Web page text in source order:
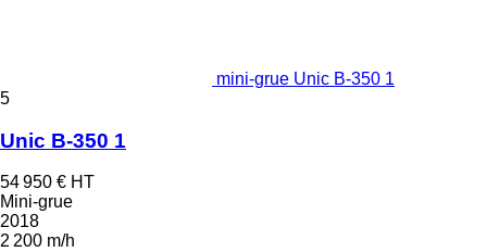
mini-grue Unic B-350 1
5
Unic B-350 1
54 950 € HT
Mini-grue
2018
2 200 m/h